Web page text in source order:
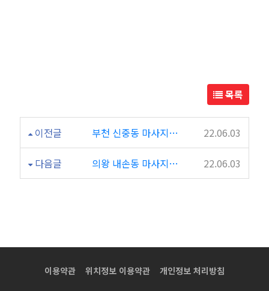
서
면
마
지
목록
이전글 부천 신중동 마사지샵 영테라피 후기요, 첫방문인데 좋음 22.06.03
다음글 의왕 내손동 마사지샵 타이향 방문후기 ㄱㄱㄱ 22.06.03
이용약관 위치정보 이용약관 개인정보 처리방침